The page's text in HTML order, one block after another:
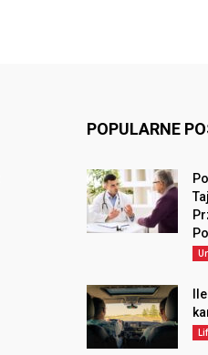
POPULARNE